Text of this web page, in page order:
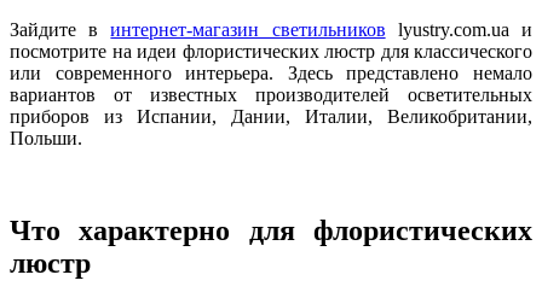
Зайдите винтернет-магазин светильников lyustry.com.ua и
посмотрите на идеи флористических люстр для классического
или современного интерьера. Здесь представлено немало
вариантов от известных производителей осветительных
приборов из Испании, Дании, Италии, Великобритании,
Польши.
Что характерно для флористических
люстр